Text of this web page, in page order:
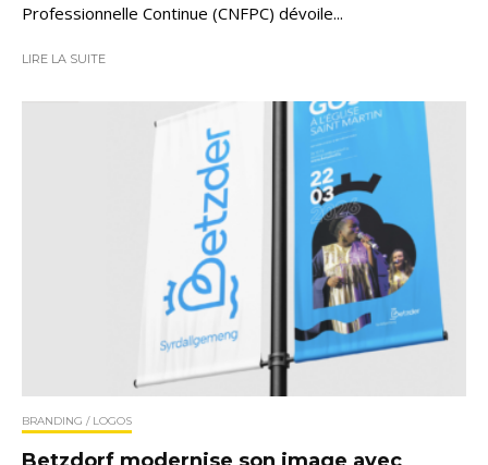
Professionnelle Continue (CNFPC) dévoile...
LIRE LA SUITE
BRANDING / LOGOS